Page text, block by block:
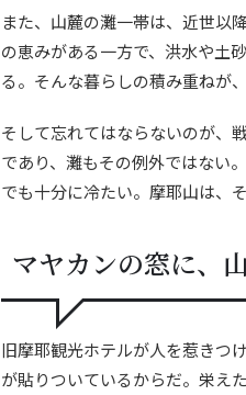
また、山麓の灘一帯は、近世以
の恵みがある一方で、洪水や土
る。そんな暮らしの積み重ねが
そして忘れてはならないのが、
であり、灘もその例外ではない
でも十分に冷たい。摩耶山は、
マヤカンの窓に、
旧摩耶観光ホテルが人を惹きつ
が貼りついているからだ。栄え